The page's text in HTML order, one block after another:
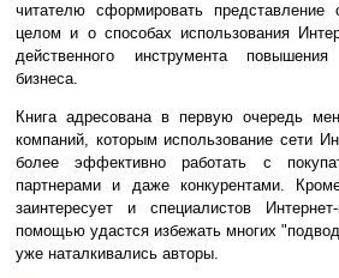
читателю сформировать
целом и о способах использования
действенного инструмента повышения
бизнеса.
Книга адресована в первую очередь
компаний, которым использование сети
более эффективно работать с
партнерами и даже конкурентами.
заинтересует и специалистов
помощью удастся избежать многих
уже наталкивались авторы.